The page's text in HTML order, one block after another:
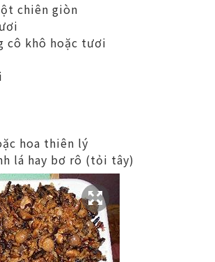
chiên giòn
cô khô hoặc tươi
hoa thiên lý
lá hay bơ rô (tỏi tây)